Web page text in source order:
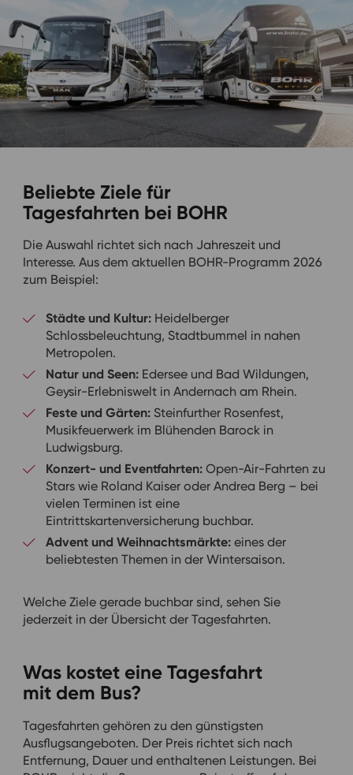
Beliebte Ziele für
Tagesfahrten bei BOHR
Die Auswahl richtet sich nach Jahreszeit und
Interesse. Aus dem aktuellen BOHR-Programm 2026
zum Beispiel:
Städte und Kultur: Heidelberger
Schlossbeleuchtung, Stadtbummel in nahen
Metropolen.
Natur und Seen: Edersee und Bad Wildungen,
Geysir-Erlebniswelt in Andernach am Rhein.
Feste und Gärten: Steinfurther Rosenfest,
Musikfeuerwerk im Blühenden Barock in
Ludwigsburg.
Konzert- und Eventfahrten: Open-Air-Fahrten zu
Stars wie Roland Kaiser oder Andrea Berg – bei
vielen Terminen ist eine
Eintrittskartenversicherung buchbar.
Advent und Weihnachtsmärkte: eines der
beliebtesten Themen in der Wintersaison.
Welche Ziele gerade buchbar sind, sehen Sie
jederzeit in der Übersicht der Tagesfahrten.
Was kostet eine Tagesfahrt
mit dem Bus?
Tagesfahrten gehören zu den günstigsten
Ausflugsangeboten. Der Preis richtet sich nach
Entfernung, Dauer und enthaltenen Leistungen. Bei